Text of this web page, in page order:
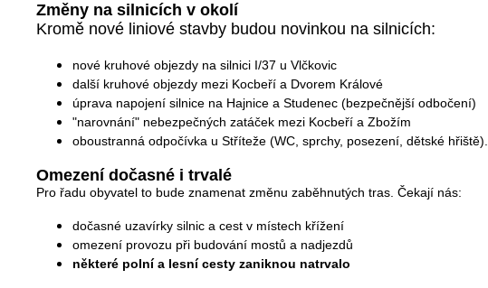
Změny na silnicích v okolí
Kromě nové liniové stavby budou novinkou na silnicích:
nové kruhové objezdy na silnici I/37 u Vlčkovic
další kruhové objezdy mezi Kocbeří a Dvorem Králové
úprava napojení silnice na Hajnice a Studenec (bezpečnější odbočení)
"narovnání" nebezpečných zatáček mezi Kocbeří a Zbožím
oboustranná odpočívka u Stříteže (WC, sprchy, posezení, dětské hřiště).
Omezení dočasné i trvalé
Pro řadu obyvatel to bude znamenat změnu zaběhnutých tras. Čekají nás:
dočasné uzavírky silnic a cest v místech křížení
omezení provozu při budování mostů a nadjezdů
některé polní a lesní cesty zaniknou natrvalo